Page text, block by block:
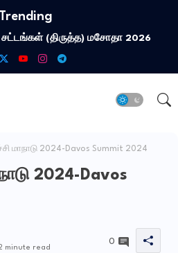
Trending
சட்​டங்​கள் (திருத்த) மசோதா 2026
மாநாடு 2024-Davos Summit 2024
2024-Davos
minute read
0